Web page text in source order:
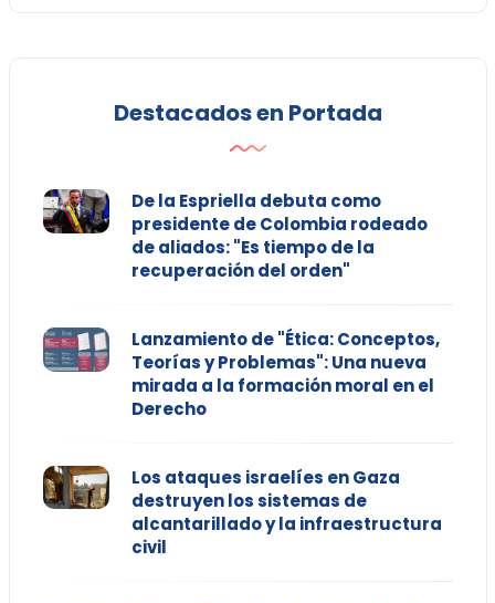
Destacados en Portada
De la Espriella debuta como
presidente de Colombia rodeado
de aliados: "Es tiempo de la
recuperación del orden"
Lanzamiento de "Ética: Conceptos,
Teorías y Problemas": Una nueva
mirada a la formación moral en el
Derecho
Los ataques israelíes en Gaza
destruyen los sistemas de
alcantarillado y la infraestructura
civil